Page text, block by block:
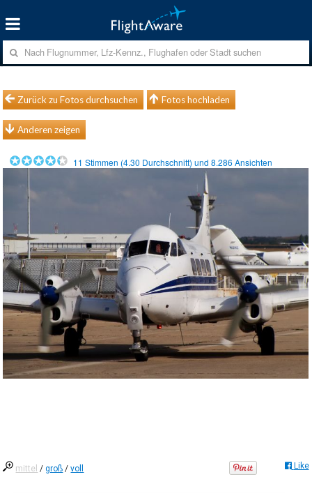
Zurück zu Fotos durchsuchen Fotos hochladen
Anderen zeigen
11 Stimmen (4.30 Durchschnitt) und8.286 Ansichten
mittel /groß /voll Like